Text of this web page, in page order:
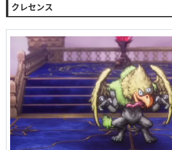
クレセンス